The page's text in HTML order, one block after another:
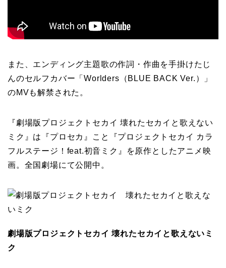
また、エンディング主題歌の作詞・作曲を手掛けたじ
んのセルフカバー「Worlders（BLUE BACK Ver.）」
のMVも解禁された。
『劇場版プロジェクトセカイ 壊れたセカイと歌えない
ミク』は『プロセカ』こと『プロジェクトセカイ カラ
フルステージ！feat.初音ミク』を原作としたアニメ映
画。全国劇場にて公開中。
劇場版プロジェクトセカイ 壊れたセカイと歌えないミ
ク